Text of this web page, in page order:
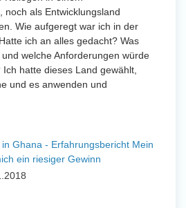
noch als Entwicklungsland
Wie aufgeregt war ich in der
ich an alles gedacht? Was
welche Anforderungen würde
hatte dieses Land gewählt,
und es anwenden und
Ghana - Erfahrungsbericht Mein
ein riesiger Gewinn